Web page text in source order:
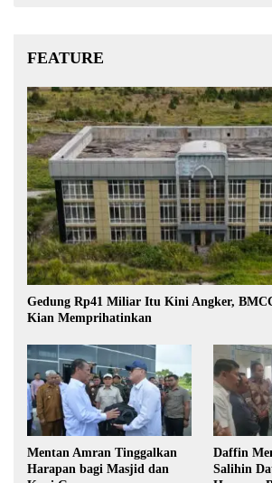
FEATURE
Gedung Rp41 Miliar Itu Kini Angker,
Kian Memprihatinkan
Mentan Amran Tinggalkan
Harapan bagi Masjid dan
Daffin
Salihin